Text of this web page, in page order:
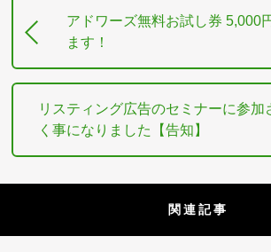
アドワーズ無料お試し券 5,000
ます！
リスティング広告のセミナーに参加
く事になりました【告知】
関連記事